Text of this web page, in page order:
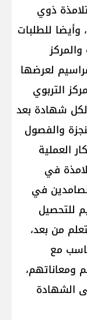
ذوي
وأيضا للطلبات
لعرضها
التربوي
لكل شهادة بعد
والفصول
العملية
في
في
للتحصيل
من بعد،
مع
ومعاناتهم،
الشهادة